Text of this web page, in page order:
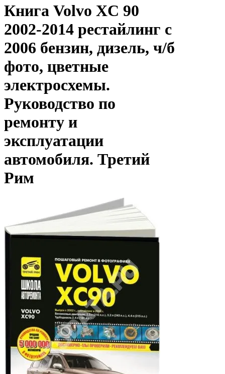
Книга Volvo XC 90
2002-2014 рестайлинг с
2006 бензин, дизель, ч/б
фото, цветные
электросхемы.
Руководство по
ремонту и
эксплуатации
автомобиля. Третий
Рим